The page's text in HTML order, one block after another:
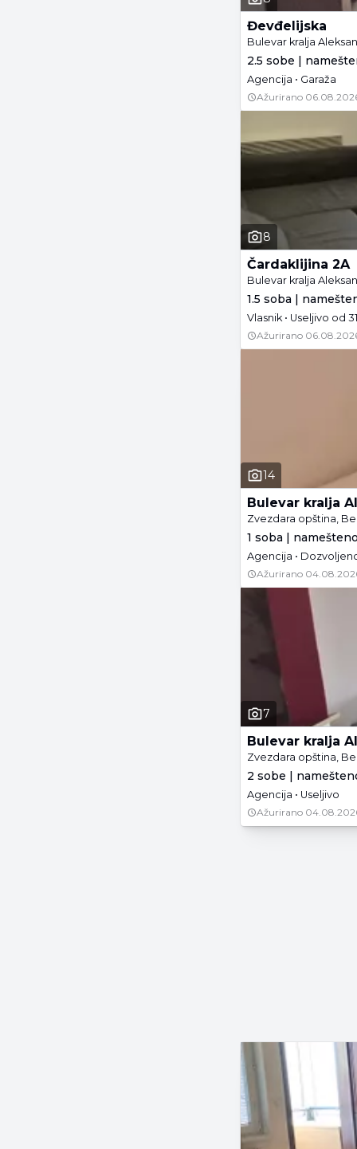
Đevđelijska
Bulevar kralja
2.5 sobe |
Agencija • Garaža
Ažurirano
8
Čardaklijina 2A
Bulevar kralja
1.5 soba |
Vlasnik • Useljivo od
Ažurirano
14
Bulevar kralja
Zvezdara opština,
1 soba |
Agencija •
Ažurirano
7
Bulevar kralja
Zvezdara opština,
2 sobe |
Agencija • Useljivo
Ažurirano